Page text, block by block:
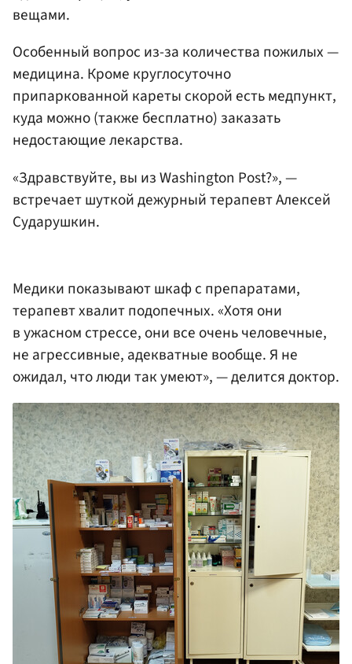
вещами.
Особенный вопрос из-за количества пожилых —
медицина. Кроме круглосуточно
припаркованной кареты скорой есть медпункт,
куда можно (также бесплатно) заказать
недостающие лекарства.
«Здравствуйте, вы из Washington Post?», —
встречает шуткой дежурный терапевт Алексей
Сударушкин.
Медики показывают шкаф с препаратами,
терапевт хвалит подопечных. «Хотя они
в ужасном стрессе, они все очень человечные,
не агрессивные, адекватные вообще. Я не
ожидал, что люди так умеют», — делится доктор.